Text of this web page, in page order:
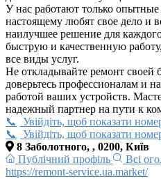
У нас работают только опытные
настоящему любят свое дело и
наилучшее решение для
быструю и качественную
все виды услуг.
Не откладывайте ремонт своей
доверьтесь профессионалам и
работой ваших устройств.
надежный партнер на пути к
Увійдіть, щоб показати
Увійдіть, щоб показати
8 Заболотного, , 0200, Київ
Публічний профіль
Всі
https://remont-service.ua.market/